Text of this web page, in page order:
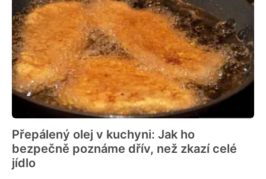
Přepálený olej v kuchyni: Jak ho
bezpečně poznáme dřív, než zkazí celé
jídlo